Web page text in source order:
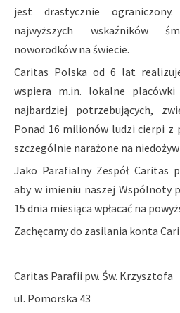
jest drastycznie
najwyższych wskaźników
noworodków na świecie.
Caritas Polska od 6 lat
wspiera m.in. lokalne
najbardziej potrzebujących,
Ponad 16 milionów ludzi cierpi z
szczególnie narażone na
Jako Parafialny Zespół Caritas
aby w imieniu naszej Wspólnoty
15 dnia miesiąca wpłacać na
Zachęcamy do zasilania konta
Caritas Parafii pw. Św. Krzysztofa
ul. Pomorska 43